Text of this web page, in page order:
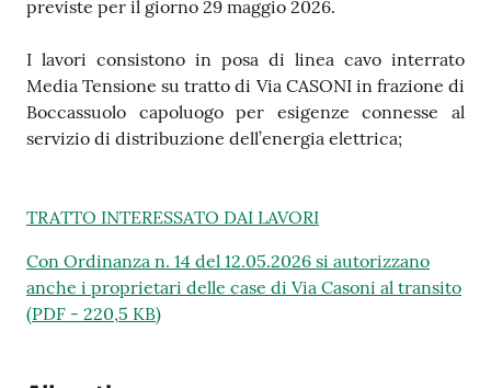
previste per il giorno 29 maggio 2026.
I lavori consistono in posa di linea cavo interrato
Media Tensione su tratto di Via CASONI in frazione di
Boccassuolo capoluogo per esigenze connesse al
servizio di distribuzione dell’energia elettrica;
TRATTO INTERESSATO DAI LAVORI
Con Ordinanza n. 14 del 12.05.2026 si autorizzano
anche i proprietari delle case di Via Casoni al transito
(PDF - 220,5 KB)